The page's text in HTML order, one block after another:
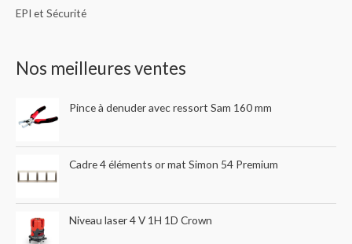
EPI et Sécurité
Nos meilleures ventes
Pince à denuder avec ressort Sam 160 mm
Cadre 4 éléments or mat Simon 54 Premium
Niveau laser 4 V 1H 1D Crown